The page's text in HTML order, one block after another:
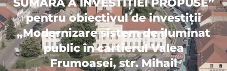
SUMARĂ A INVESTIȚIEI PROPUSE”
pentru obiectivul de investiții
„Modernizare sistem de iluminat
public în cartierul Valea
Frumoasei, str. Mihail